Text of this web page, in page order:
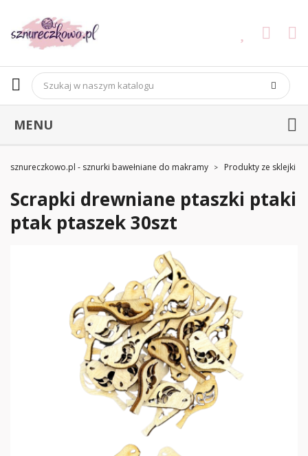
MENU
sznureczkowo.pl - sznurki bawełniane do makramy Produkty ze sklejki
Scrapki drewniane ptaszki ptaki
ptak ptaszek 30szt